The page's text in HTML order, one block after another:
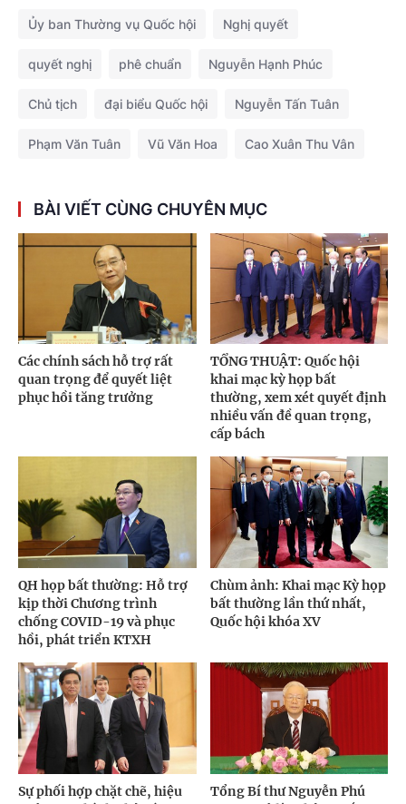
Ủy ban Thường vụ Quốc hội Nghị quyết
quyết nghị phê chuẩn Nguyễn Hạnh Phúc
Chủ tịch đại biểu Quốc hội Nguyễn Tấn Tuân
Phạm Văn Tuân Vũ Văn Hoa Cao Xuân Thu Vân
BÀI VIẾT CÙNG CHUYÊN MỤC
Các chính sách hỗ trợ rất
quan trọng để quyết liệt
phục hồi tăng trưởng
TỔNG THUẬT: Quốc hội
khai mạc kỳ họp bất
thường, xem xét quyết định
nhiều vấn đề quan trọng,
cấp bách
QH họp bất thường: Hỗ trợ
kịp thời Chương trình
chống COVID-19 và phục
hồi, phát triển KTXH
Chùm ảnh: Khai mạc Kỳ họp
bất thường lần thứ nhất,
Quốc hội khóa XV
Sự phối hợp chặt chẽ, hiệu
Tổng Bí thư Nguyễn Phú